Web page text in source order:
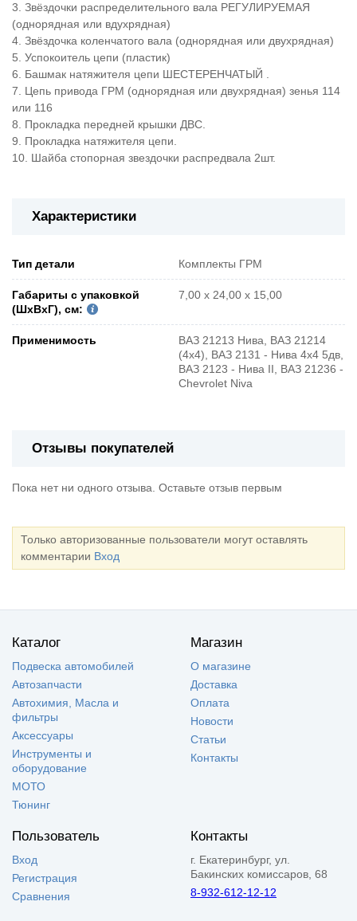
3. Звёздочки распределительного вала РЕГУЛИРУЕМАЯ
(однорядная или вдухрядная)
4. Звёздочка коленчатого вала (однорядная или двухрядная)
5. Успокоитель цепи (пластик)
6. Башмак натяжителя цепи ШЕСТЕРЕНЧАТЫЙ .
7. Цепь привода ГРМ (однорядная или двухрядная) зенья 114
или 116
8. Прокладка передней крышки ДВС.
9. Прокладка натяжителя цепи.
10. Шайба стопорная звездочки распредвала 2шт.
Характеристики
Тип детали Комплекты ГРМ
Габариты с упаковкой
(ШxВxГ), см:
7,00 х 24,00 х 15,00
Применимость
ВАЗ 21213 Нива, ВАЗ 21214
(4x4), ВАЗ 2131 - Нива 4х4 5дв,
ВАЗ 2123 - Нива II, ВАЗ 21236 -
Chevrolet Niva
Отзывы покупателей
Пока нет ни одного отзыва. Оставьте отзыв первым
Только авторизованные пользователи могут оставлять
комментарии Вход
Каталог
Подвеска автомобилей
Автозапчасти
Автохимия, Масла и
фильтры
Аксессуары
Инструменты и
оборудование
МОТО
Тюнинг
Магазин
О магазине
Доставка
Оплата
Новости
Статьи
Контакты
Пользователь
Вход
Регистрация
Сравнения
Контакты
г. Екатеринбург, ул.
Бакинских комиссаров, 68
8-932-612-12-12